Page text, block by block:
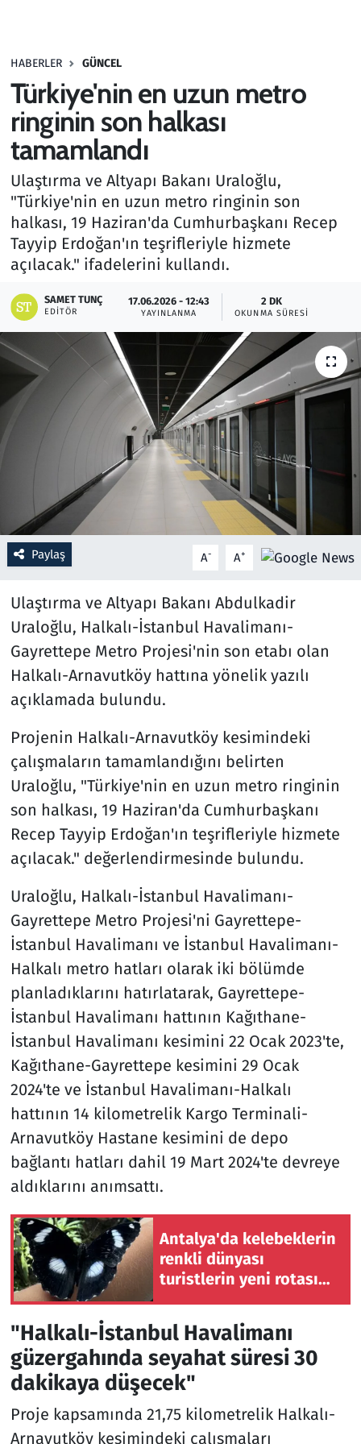
HABERLER GÜNCEL
Türkiye'nin en uzun metro
ringinin son halkası
tamamlandı
Ulaştırma ve Altyapı Bakanı Uraloğlu,
"Türkiye'nin en uzun metro ringinin son
halkası, 19 Haziran'da Cumhurbaşkanı Recep
Tayyip Erdoğan'ın teşrifleriyle hizmete
açılacak." ifadelerini kullandı.
SAMET TUNÇ
EDITÖR
17.06.2026 - 12:43
YAYINLANMA
2 DK
OKUNMA SÜRESI
Paylaş A- A+
Ulaştırma ve Altyapı Bakanı Abdulkadir
Uraloğlu, Halkalı-İstanbul Havalimanı-
Gayrettepe Metro Projesi'nin son etabı olan
Halkalı-Arnavutköy hattına yönelik yazılı
açıklamada bulundu.
Projenin Halkalı-Arnavutköy kesimindeki
çalışmaların tamamlandığını belirten
Uraloğlu, "Türkiye'nin en uzun metro ringinin
son halkası, 19 Haziran'da Cumhurbaşkanı
Recep Tayyip Erdoğan'ın teşrifleriyle hizmete
açılacak." değerlendirmesinde bulundu.
Uraloğlu, Halkalı-İstanbul Havalimanı-
Gayrettepe Metro Projesi'ni Gayrettepe-
İstanbul Havalimanı ve İstanbul Havalimanı-
Halkalı metro hatları olarak iki bölümde
planladıklarını hatırlatarak, Gayrettepe-
İstanbul Havalimanı hattının Kağıthane-
İstanbul Havalimanı kesimini 22 Ocak 2023'te,
Kağıthane-Gayrettepe kesimini 29 Ocak
2024'te ve İstanbul Havalimanı-Halkalı
hattının 14 kilometrelik Kargo Terminali-
Arnavutköy Hastane kesimini de depo
bağlantı hatları dahil 19 Mart 2024'te devreye
aldıklarını anımsattı.
Antalya'da kelebeklerin
renkli dünyası
turistlerin yeni rotası
"Halkalı-İstanbul Havalimanı
güzergahında seyahat süresi 30
dakikaya düşecek"
Proje kapsamında 21,75 kilometrelik Halkalı-
Arnavutköy kesimindeki çalışmaları
Haber
Kültür Sanat
Kurumsal Haberler
Lezzet Durağı
Memur ve Kamu
Otomobil
Oyun
Ramazan
Resmi İlanlar
Rüya Tabirleri
Sağlık
Savunma Sanayi
Seçim 2023
Spor
Teknoloji ve Bilim
Televizyon